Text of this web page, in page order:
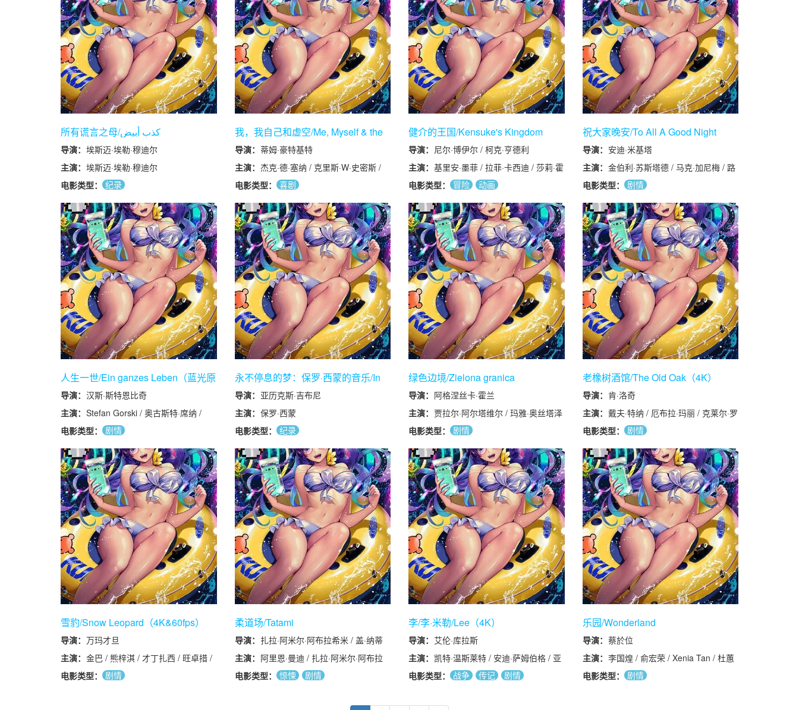
所有谎言之母/كذب أبيض
导演： 埃斯迈·埃勒·穆迪尔
主演： 埃斯迈·埃勒·穆迪尔
电影类型：
纪录
我，我自己和虚空/Me, Myself & the
Void
导演： 蒂姆·豪特基特
主演： 杰克·德·塞纳 / 克里斯·W·史密斯 /
凯莉·玛丽·陈
电影类型： 喜剧
健介的王国/Kensuke's Kingdom
导演： 尼尔·博伊尔 / 柯克·亨德利
主演： 基里安·墨菲 / 拉菲·卡西迪 / 莎莉·霍
金斯 / 渡边谦 / Aaron MacGregor /
Kotoko Wertheim
电影类型： 冒险 动画
祝大家晚安/To All A Good Night
导演： 安迪·米基塔
主演： 金伯利·苏斯塔德 / 马克·加尼梅 / 路
易莎·奥利维拉
电影类型： 剧情
人生一世/Ein ganzes Leben（蓝光原
盘）
导演： 汉斯·斯特恩比奇
主演： Stefan Gorski / 奥古斯特·席纳 /
Ivan Gustafik / 安德烈·鲁斯特 / 朱
莉娅·弗兰茨·里克特 / 玛利亚·霍夫
斯塔尔 / 马丽安·萨格布雷特 / 罗伯
特·施塔德洛伯 / 托马斯·舒伯特 /
Lukas Walcher / Gerhard Kasal /
Wolfgang Oliver / Hannes
Perkmann / 罗伯特·雷纳格尔 /
Matthias Saffert
电影类型： 剧情
永不停息的梦：保罗·西蒙的音乐/In
Restless Dreams: The Music Of Paul
Simon
导演： 亚历克斯·吉布尼
主演： 保罗·西蒙
电影类型：
纪录
绿色边境/Zielona granica
导演： 阿格涅丝卡·霍兰
主演： 贾拉尔·阿尔塔维尔 / 玛雅·奥丝塔泽
斯卡 / 贝希·贾纳蒂·阿泰 / 托马斯·洛
索 / Mohamed Al Rashi / Dalia
Naous / Monika Frajczyk / 娅希米
娜·波拉克 / 马赛杰·斯图尔 / 阿伽塔·
库莱沙 / Michal Zielinski /
Aboubakr Bensaihi / 姆本杜·乔利 /
Malwina Buss / 皮奥塔·斯特拉莫夫
斯基 / 玛尔塔·斯塔米尔斯卡 /
Sandra Korzeniak / 马格达莱纳·珀
拉斯佳 / Talia Ajjan / Taim Ajjan
电影类型： 剧情
老橡树酒馆/The Old Oak（4K）
导演： 肯·洛奇
主演： 戴夫·特纳 / 厄布拉·玛丽 / 克莱尔·罗
德格森 / 特雷弗·福克斯 / 克里斯·麦
克格莱德 / 科尔·泰特 / 乔丹·路易斯
/ 克里斯茜·罗宾逊 / 克里斯·戈兹 /
简·帕特森 / 亚瑟·奥克斯雷 / 乔·阿姆
斯特朗 / 安迪·道森 / 马克西·彼得斯
/ 鲁本·班布里奇 / 克莉丝·布拉克斯
顿 / 劳拉·李·达丽 / 黛比·哈尼伍德 /
杰克·加拉特 / 安德莉亚·约翰逊 / 罗
伯·科特利 / 阿比盖尔·劳森 / 尼尔·雷
珀 / 洛伦佐·麦克格文·扎伊尼 / 米奇·
麦格雷戈 / 勒罗伊德·穆林斯 / 亚历
克斯·怀特
电影类型： 剧情
雪豹/Snow Leopard（4K&60fps）
导演： 万玛才旦
主演： 金巴 / 熊梓淇 / 才丁扎西 / 旺卓措 /
洛桑群培 / 更登彭措 / 更旦 / 久巴 /
党浩予 / 尕斗扎西 / 德庆央宗 / 居琼
电影类型： 剧情
柔道场/Tatami
导演： 扎拉·阿米尔·阿布拉希米 / 盖·纳蒂
弗
主演： 阿里恩·曼迪 / 扎拉·阿米尔·阿布拉
希米 / 杰米·雷·纽曼 / 纳丁·马歇尔 /
李尔·卡茨 / 阿什·戈尔德 / 瓦列留·安
姆·埃尔法尼 / 西纳·帕瓦内赫
电影类型： 惊悚 剧情
李/李·米勒/Lee（4K）
导演： 艾伦·库拉斯
主演： 凯特·温斯莱特 / 安迪·萨姆伯格 / 亚
历山大·斯卡斯加德 / 玛丽昂·歌迪亚
/ 乔什·奥康纳 / 安德丽娅·赖斯伯勒 /
巴奈特 / 恩里克·阿尔切 / 阿琳泽·科
电影类型： 战争 传记 剧情
乐园/Wonderland
导演： 蔡於位
主演： 李国煌 / 俞宏荣 / Xenia Tan / 杜蕙
甹 / Renee Chua / 张为 / 黄家强 /
Rajeswary Nadarajaan / Janice
电影类型： 剧情